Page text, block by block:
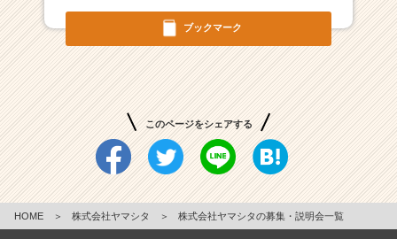
化
せ
の
成
果
速
ブックマーク
このページをシェアする
HOME ＞ 株式会社ヤマシタ ＞ 株式会社ヤマシタの募集・説明会一覧